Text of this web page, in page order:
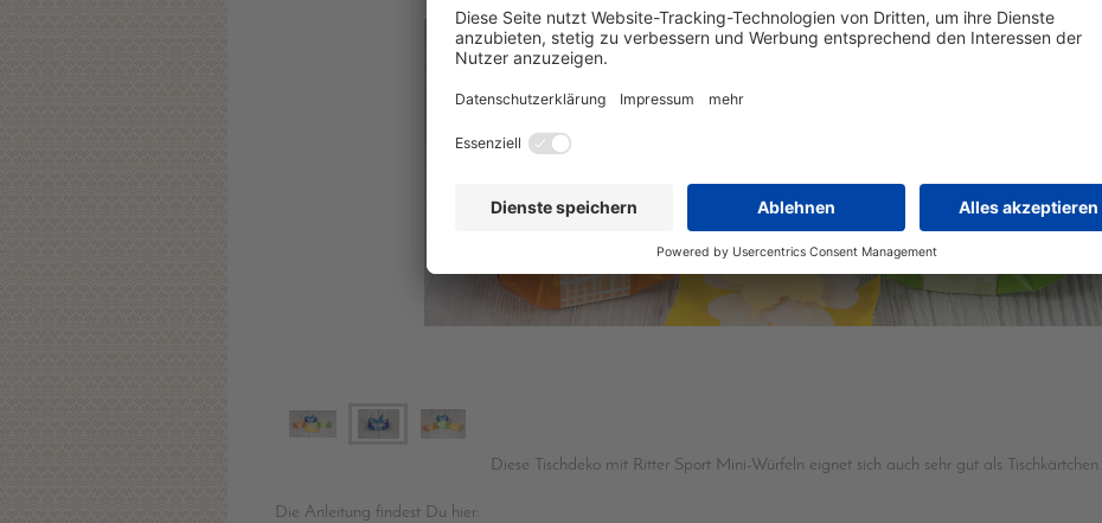
Diese Tischdeko mit Ritter Sport Mini-Würfeln eignet sich auch sehr gut als Tischkärtchen.
Die Anleitung findest Du hier: